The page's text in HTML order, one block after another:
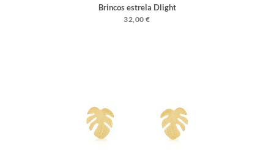
Brincos estrela Dlight
32,00 €